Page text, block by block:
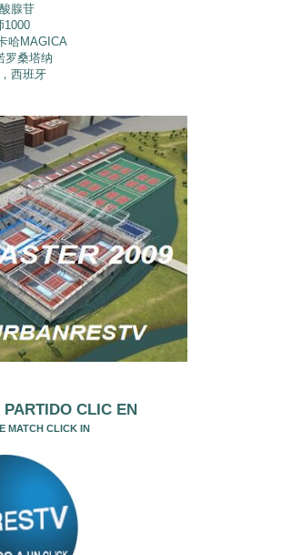
腺苷
1000
哈MAGICA
罗桑塔纳
西班牙
CLIC EN
MATCH CLICK IN